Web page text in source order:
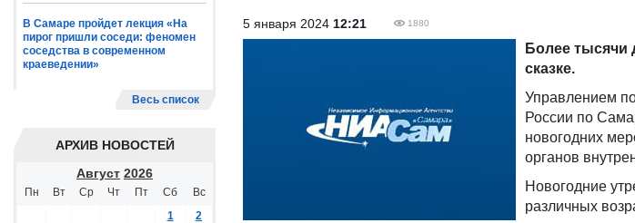
В Самаре пройдет лекция «На
пирог пришли соседи: феномен
соседства в современном
краеведении»
Весь список
АРХИВ НОВОСТЕЙ
Август 2026
Пн Вт Ср Чт Пт Сб
Вс
1
2
5 января 2024 12:21 1880
Более тысячи
сказке.
Управлением
России по
новогодних
органов
Новогодние
различных